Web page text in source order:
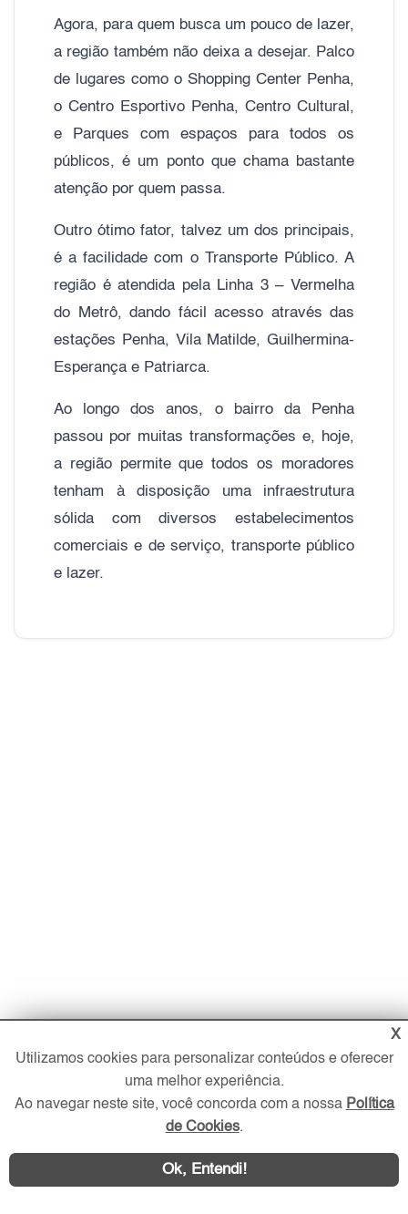
Agora, para quem busca um pouco de lazer,
a região também não deixa a desejar. Palco
de lugares como o Shopping Center Penha,
o Centro Esportivo Penha, Centro Cultural,
e Parques com espaços para todos os
públicos, é um ponto que chama bastante
atenção por quem passa.
Outro ótimo fator, talvez um dos principais,
é a facilidade com o Transporte Público. A
região é atendida pela Linha 3 – Vermelha
do Metrô, dando fácil acesso através das
estações Penha, Vila Matilde, Guilhermina-
Esperança e Patriarca.
Ao longo dos anos, o bairro da Penha
passou por muitas transformações e, hoje,
a região permite que todos os moradores
tenham à disposição uma infraestrutura
sólida com diversos estabelecimentos
comerciais e de serviço, transporte público
e lazer.
Comprar
X
Utilizamos cookies para personalizar conteúdos e oferecer
uma melhor experiência.
Ao navegar neste site, você concorda com a nossa Política
de Cookies.
Ok, Entendi!